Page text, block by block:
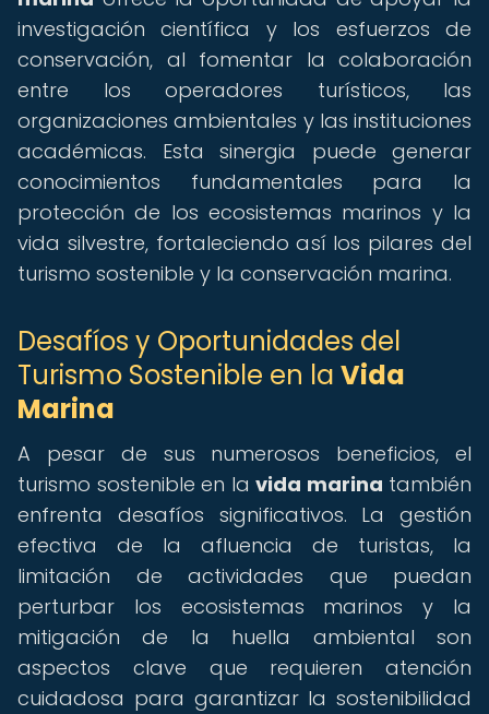
investigación científica y los esfuerzos de
conservación, al fomentar la colaboración
entre los operadores turísticos, las
organizaciones ambientales y las instituciones
académicas. Esta sinergia puede generar
conocimientos fundamentales para la
protección de los ecosistemas marinos y la
vida silvestre, fortaleciendo así los pilares del
turismo sostenible y la conservación marina.
Desafíos y Oportunidades del
Turismo Sostenible en la Vida
Marina
A pesar de sus numerosos beneficios, el
turismo sostenible en la vida marina también
enfrenta desafíos significativos. La gestión
efectiva de la afluencia de turistas, la
limitación de actividades que puedan
perturbar los ecosistemas marinos y la
mitigación de la huella ambiental son
aspectos clave que requieren atención
cuidadosa para garantizar la sostenibilidad